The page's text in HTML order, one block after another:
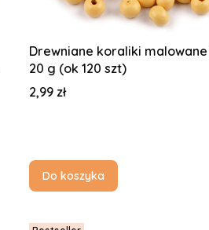
Drewniane koraliki
20 g (ok 120 szt)
Cena
2,99 zł
Do koszyka